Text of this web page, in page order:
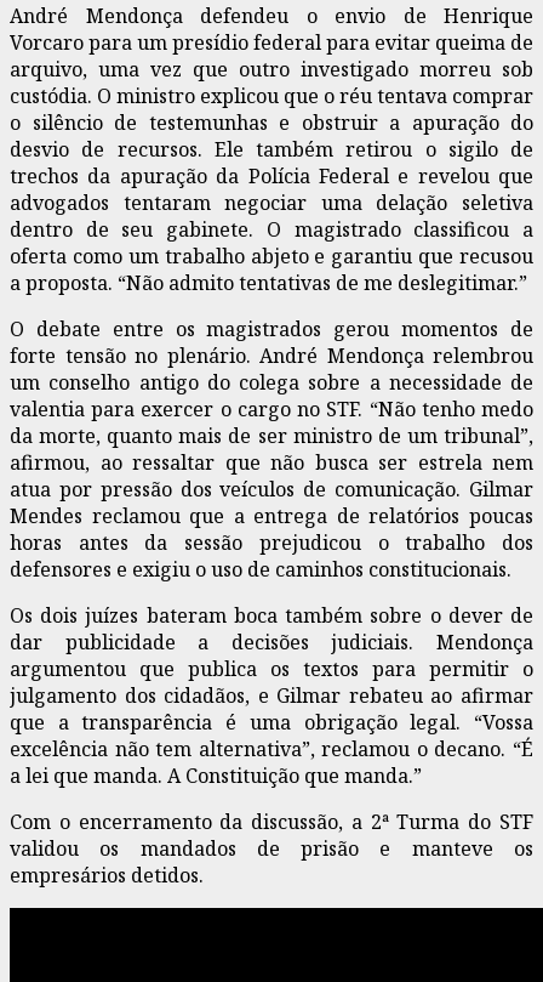
André Mendonça defendeu o envio de Henrique
Vorcaro para um presídio federal para evitar queima de
arquivo, uma vez que outro investigado morreu sob
custódia. O ministro explicou que o réu tentava comprar
o silêncio de testemunhas e obstruir a apuração do
desvio de recursos. Ele também retirou o sigilo de
trechos da apuração da Polícia Federal e revelou que
advogados tentaram negociar uma delação seletiva
dentro de seu gabinete. O magistrado classificou a
oferta como um trabalho abjeto e garantiu que recusou
a proposta. “Não admito tentativas de me deslegitimar.”
O debate entre os magistrados gerou momentos de
forte tensão no plenário. André Mendonça relembrou
um conselho antigo do colega sobre a necessidade de
valentia para exercer o cargo no STF. “Não tenho medo
da morte, quanto mais de ser ministro de um tribunal”,
afirmou, ao ressaltar que não busca ser estrela nem
atua por pressão dos veículos de comunicação. Gilmar
Mendes reclamou que a entrega de relatórios poucas
horas antes da sessão prejudicou o trabalho dos
defensores e exigiu o uso de caminhos constitucionais.
Os dois juízes bateram boca também sobre o dever de
dar publicidade a decisões judiciais. Mendonça
argumentou que publica os textos para permitir o
julgamento dos cidadãos, e Gilmar rebateu ao afirmar
que a transparência é uma obrigação legal. “Vossa
excelência não tem alternativa”, reclamou o decano. “É
a lei que manda. A Constituição que manda.”
Com o encerramento da discussão, a 2ª Turma do STF
validou os mandados de prisão e manteve os
empresários detidos.